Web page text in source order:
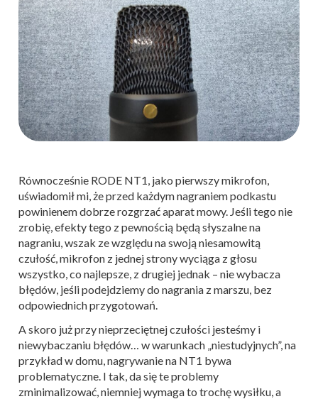
Równocześnie RODE NT1, jako pierwszy mikrofon,
uświadomił mi, że przed każdym nagraniem podkastu
powinienem dobrze rozgrzać aparat mowy. Jeśli tego nie
zrobię, efekty tego z pewnością będą słyszalne na
nagraniu, wszak ze względu na swoją niesamowitą
czułość, mikrofon z jednej strony wyciąga z głosu
wszystko, co najlepsze, z drugiej jednak – nie wybacza
błędów, jeśli podejdziemy do nagrania z marszu, bez
odpowiednich przygotowań.
A skoro już przy nieprzeciętnej czułości jesteśmy i
niewybaczaniu błędów… w warunkach „niestudyjnych”, na
przykład w domu, nagrywanie na NT1 bywa
problematyczne. I tak, da się te problemy
zminimalizować, niemniej wymaga to trochę wysiłku, a